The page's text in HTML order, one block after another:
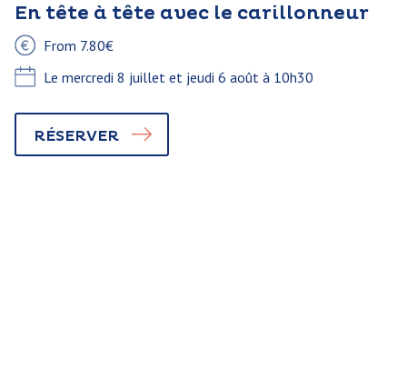
En tête à tête avec le carillonneur
From 7.80€
Le mercredi 8 juillet et jeudi 6 août à 10h30
RÉSERVER